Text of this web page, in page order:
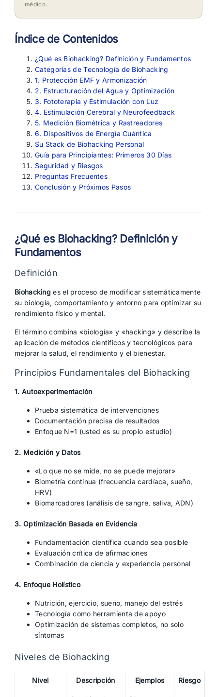
médico.
Índice de Contenidos
¿Qué es Biohacking? Definición y Fundamentos
Categorías de Tecnología de Biohacking
1. Protección EMF y Armonización
2. Estructuración del Agua y Optimización
3. Fototerapia y Estimulación con Luz
4. Estimulación Cerebral y Neurofeedback
5. Medición Biométrica y Rastreadores
6. Dispositivos de Energía Cuántica
Su Stack de Biohacking Personal
Guía para Principiantes: Primeros 30 Días
Seguridad y Riesgos
Preguntas Frecuentes
Conclusión y Próximos Pasos
¿Qué es Biohacking? Definición y
Fundamentos
Definición
Biohacking es el proceso de modificar sistemáticamente
su biología, comportamiento y entorno para optimizar su
rendimiento físico y mental.
El término combina «biología» y «hacking» y describe la
aplicación de métodos científicos y tecnológicos para
mejorar la salud, el rendimiento y el bienestar.
Principios Fundamentales del Biohacking
1. Autoexperimentación
Prueba sistemática de intervenciones
Documentación precisa de resultados
Enfoque N=1 (usted es su propio estudio)
2. Medición y Datos
«Lo que no se mide, no se puede mejorar»
Biometría continua (frecuencia cardíaca, sueño,
HRV)
Biomarcadores (análisis de sangre, saliva, ADN)
3. Optimización Basada en Evidencia
Fundamentación científica cuando sea posible
Evaluación crítica de afirmaciones
Combinación de ciencia y experiencia personal
4. Enfoque Holístico
Nutrición, ejercicio, sueño, manejo del estrés
Tecnología como herramienta de apoyo
Optimización de sistemas completos, no solo
síntomas
Niveles de Biohacking
Nivel Descripción Ejemplos Riesgo